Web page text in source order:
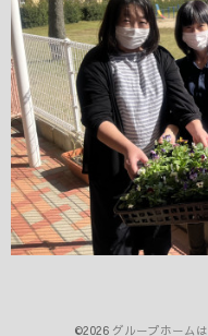
©2026 グループホーム